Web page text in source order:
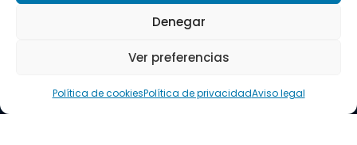
Denegar
Ver preferencias
Política de cookiesPolítica de privacidadAviso legal
Política de cookies
Copyright © 2026 VKS Sport.